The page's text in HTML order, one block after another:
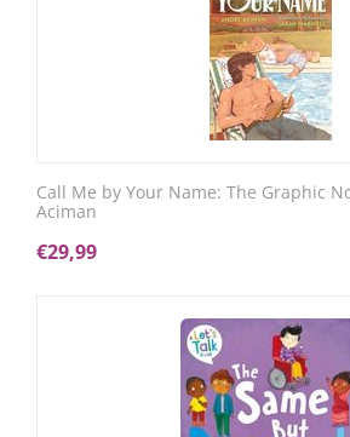
Call Me by Your Name: The Graphic
Aciman
€29,99